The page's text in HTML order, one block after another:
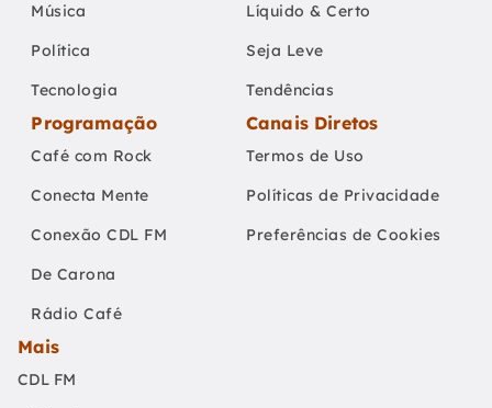
Música
Política
Tecnologia
Líquido & Certo
Seja Leve
Tendências
Programação
Café com Rock
Conecta Mente
Conexão CDL FM
De Carona
Rádio Café
Canais Diretos
Termos de Uso
Políticas de Privacidade
Preferências de Cookies
Mais
CDL FM